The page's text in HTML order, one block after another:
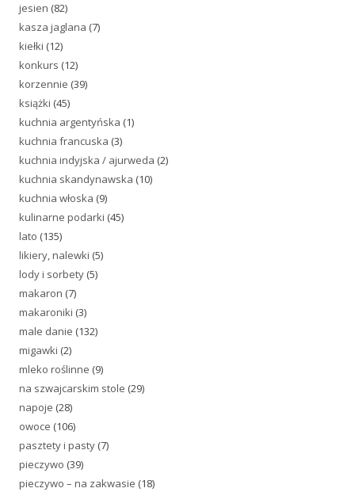
jesien (82)
kasza jaglana (7)
kiełki (12)
konkurs (12)
korzennie (39)
książki (45)
kuchnia argentyńska (1)
kuchnia francuska (3)
kuchnia indyjska / ajurweda (2)
kuchnia skandynawska (10)
kuchnia włoska (9)
kulinarne podarki (45)
lato (135)
likiery, nalewki (5)
lody i sorbety (5)
makaron (7)
makaroniki (3)
male danie (132)
migawki (2)
mleko roślinne (9)
na szwajcarskim stole (29)
napoje (28)
owoce (106)
pasztety i pasty (7)
pieczywo (39)
pieczywo – na zakwasie (18)